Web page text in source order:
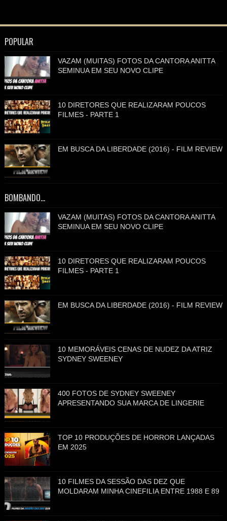
POPULAR
VAZAM (MUITAS) FOTOS DA CANTORA ANITTA
SEMINUA EM SEU NOVO CLIPE
10 DIRETORES QUE REALIZARAM POUCOS
FILMES - PARTE 1
EM BUSCA DA LIBERDADE (2016) - FILM REVIEW
BOMBANDO...
VAZAM (MUITAS) FOTOS DA CANTORA ANITTA
SEMINUA EM SEU NOVO CLIPE
10 DIRETORES QUE REALIZARAM POUCOS
FILMES - PARTE 1
EM BUSCA DA LIBERDADE (2016) - FILM REVIEW
10 MEMORÁVEIS CENAS DE NUDEZ DA ATRIZ
SYDNEY SWEENEY
400 FOTOS DE SYDNEY SWEENEY
APRESENTANDO SUA MARCA DE LINGERIE
TOP 10 PRODUÇÕES DE HORROR LANÇADAS
EM 2025
10 FILMES DA SESSÃO DAS DEZ QUE
MOLDARAM MINHA CINEFILIA ENTRE 1988 E 89